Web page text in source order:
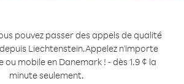
pouvez passer des appels de qualité
Liechtenstein.Appelez n'importe
ou mobile en Danemark ! - dès 1.9 ¢ la
minute seulement.